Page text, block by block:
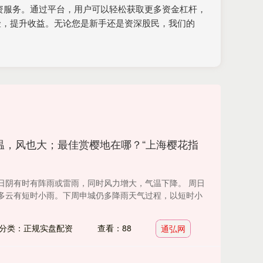
务。通过平台，用户可以轻松获取更多资金杠杆，
提升收益。无论您是新手还是资深股民，我们的
风也大；最佳赏樱地在哪？“上海樱花指
阴有时有阵雨或雷雨，同时风力增大，气温下降。 周日
云有短时小雨。下周申城仍多降雨天气过程，以短时小
类：正规实盘配资 查看：88 通弘网